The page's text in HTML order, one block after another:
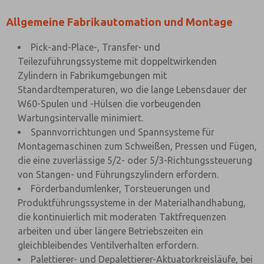
Allgemeine Fabrikautomation und Montage
Pick-and-Place-, Transfer- und
Teilezuführungssysteme mit doppeltwirkenden
Zylindern in Fabrikumgebungen mit
Standardtemperaturen, wo die lange Lebensdauer der
W60-Spulen und -Hülsen die vorbeugenden
Wartungsintervalle minimiert.
Spannvorrichtungen und Spannsysteme für
Montagemaschinen zum Schweißen, Pressen und Fügen,
die eine zuverlässige 5/2- oder 5/3-Richtungssteuerung
von Stangen- und Führungszylindern erfordern.
Förderbandumlenker, Torsteuerungen und
Produktführungssysteme in der Materialhandhabung,
die kontinuierlich mit moderaten Taktfrequenzen
arbeiten und über längere Betriebszeiten ein
gleichbleibendes Ventilverhalten erfordern.
Palettierer- und Depalettierer-Aktuatorkreisläufe, bei